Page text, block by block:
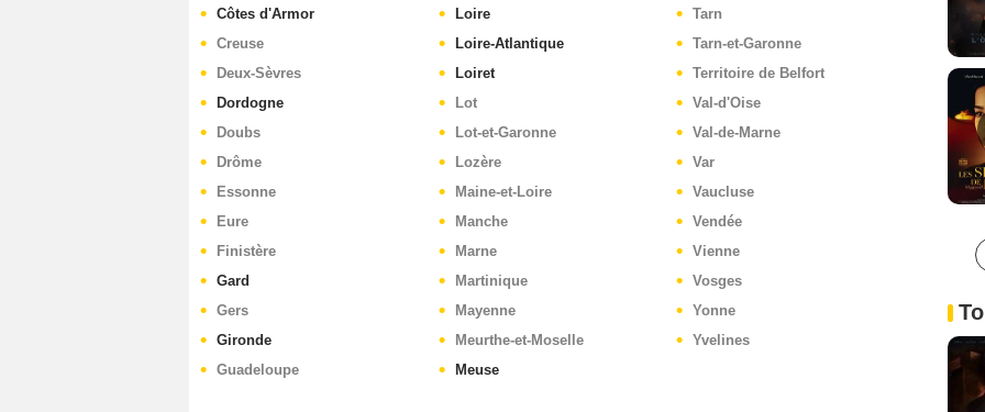
Côtes d'Armor
Creuse
Deux-Sèvres
Dordogne
Doubs
Drôme
Essonne
Eure
Finistère
Gard
Gers
Gironde
Guadeloupe
Loire
Loire-Atlantique
Loiret
Lot
Lot-et-Garonne
Lozère
Maine-et-Loire
Manche
Marne
Martinique
Mayenne
Meurthe-et-Moselle
Meuse
Tarn
Tarn-et-Garonne
Territoire de Belfort
Val-d'Oise
Val-de-Marne
Var
Vaucluse
Vendée
Vienne
Vosges
Yonne
Yvelines